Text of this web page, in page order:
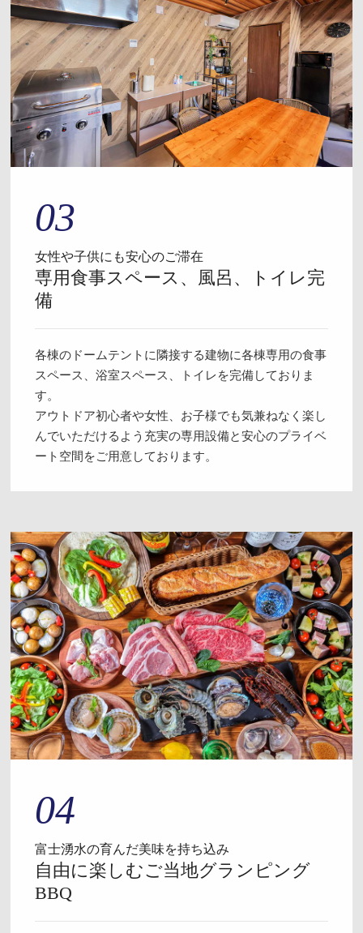
03
女性や子供にも安心のご滞在
専用食事スペース、風呂、トイレ完
備
各棟のドームテントに隣接する建物に各棟専用の食事
スペース、浴室スペース、トイレを完備しておりま
す。
アウトドア初心者や女性、お子様でも気兼ねなく楽し
んでいただけるよう充実の専用設備と安心のプライベ
ート空間をご用意しております。
04
富士湧水の育んだ美味を持ち込み
自由に楽しむご当地グランピング
BBQ